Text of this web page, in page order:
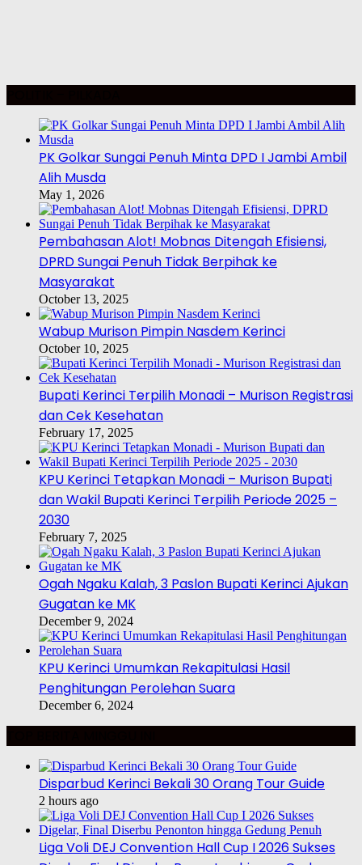
PK Golkar Sungai Penuh Minta DPD I Jambi Ambil
Alih Musda
May 1, 2026
Pembahasan Alot! Mobnas Ditengah Efisiensi,
DPRD Sungai Penuh Tidak Berpihak ke
Masyarakat
October 13, 2025
Wabup Murison Pimpin Nasdem Kerinci
October 10, 2025
Bupati Kerinci Terpilih Monadi – Murison Registrasi
dan Cek Kesehatan
February 17, 2025
KPU Kerinci Tetapkan Monadi – Murison Bupati
dan Wakil Bupati Kerinci Terpilih Periode 2025 –
2030
February 7, 2025
Ogah Ngaku Kalah, 3 Paslon Bupati Kerinci Ajukan
Gugatan ke MK
December 9, 2024
KPU Kerinci Umumkan Rekapitulasi Hasil
Penghitungan Perolehan Suara
December 6, 2024
Disparbud Kerinci Bekali 30 Orang Tour Guide
2 hours ago
Liga Voli DEJ Convention Hall Cup I 2026 Sukses